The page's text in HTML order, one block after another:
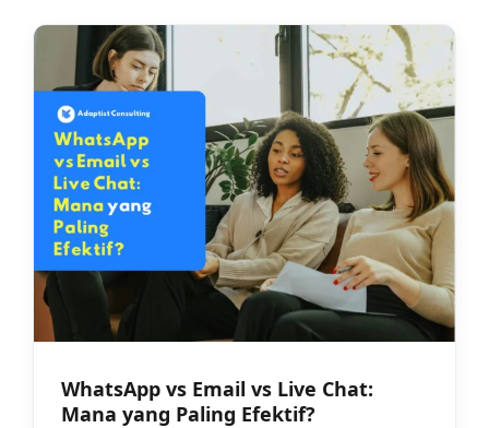
WhatsApp vs Email vs Live Chat:
Mana yang Paling Efektif?